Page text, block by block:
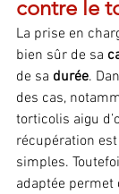
contre le
La prise en
bien sûr de sa
de sa durée.
des cas,
torticolis aigu
récupération
simples.
adaptée permet